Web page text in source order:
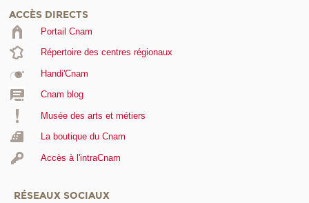
ACCÈS DIRECTS
Portail Cnam
Répertoire des centres régionaux
Handi'Cnam
Cnam blog
Musée des arts et métiers
La boutique du Cnam
Accès à l'intraCnam
RÉSEAUX SOCIAUX